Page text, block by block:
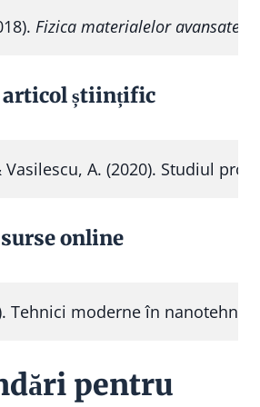
Fizica materialelor avansate
articol științific
Vasilescu, A. (2020). Studiul
online
pentru